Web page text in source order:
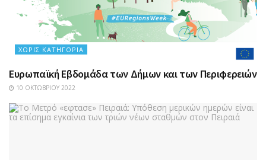
ΧΩΡΊΣ ΚΑΤΗΓΟΡΊΑ
Ευρωπαϊκή Εβδομάδα των Δήμων και των Περιφερειών
10 ΟΚΤΩΒΡΊΟΥ 2022